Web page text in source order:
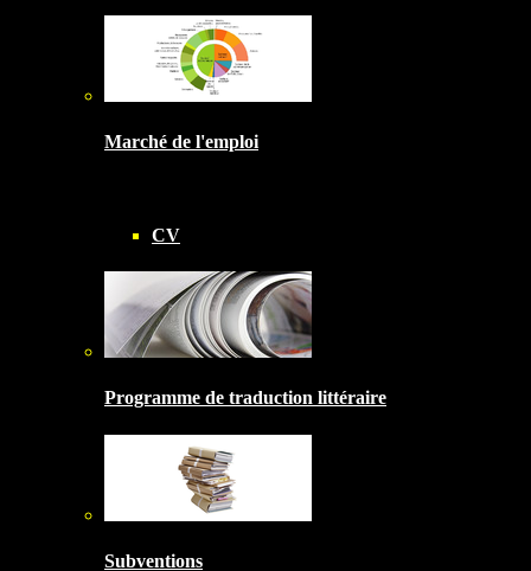
Marché de l'emploi
CV
Programme de traduction littéraire
Subventions